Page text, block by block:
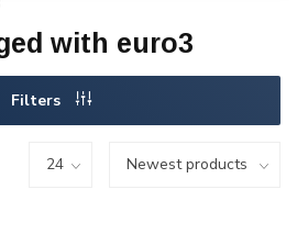
with euro3
Filters